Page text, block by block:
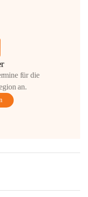
für die
an.